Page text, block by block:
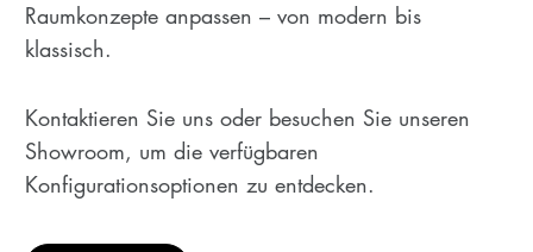
Raumkonzepte anpassen – von modern bis
klassisch.
Kontaktieren Sie uns oder besuchen Sie unseren
Showroom, um die verfügbaren
Konfigurationsoptionen zu entdecken.